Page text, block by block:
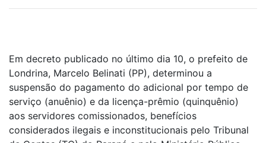
Em decreto publicado no último dia 10, o prefeito de
Londrina, Marcelo Belinati (PP), determinou a
suspensão do pagamento do adicional por tempo de
serviço (anuênio) e da licença-prêmio (quinquênio)
aos servidores comissionados, benefícios
considerados ilegais e inconstitucionais pelo Tribunal